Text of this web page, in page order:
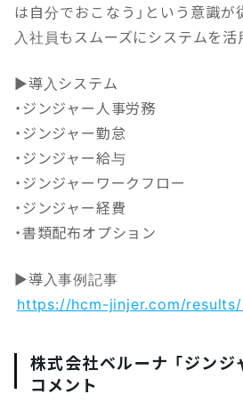
は自分でおこなう」という意識
入社員もスムーズにシステムを活
▶導入システム
・ジンジャー人事労務
・ジンジャー勤怠
・ジンジャー給与
・ジンジャーワークフロー
・ジンジャー経費
・書類配布オプション
▶導入事例記事
https://hcm-jinjer.com/
株式会社ベルーナ 「ジンジ
コメント